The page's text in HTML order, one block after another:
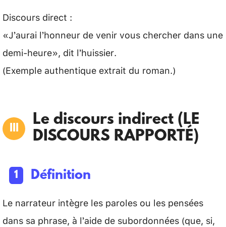
Discours direct :
«J’aurai l’honneur de venir vous chercher dans une
demi-heure», dit l’huissier.
(Exemple authentique extrait du roman.)
Le discours indirect (LE
DISCOURS RAPPORTÉ)
Définition
Le narrateur intègre les paroles ou les pensées
dans sa phrase, à l’aide de subordonnées (que, si,